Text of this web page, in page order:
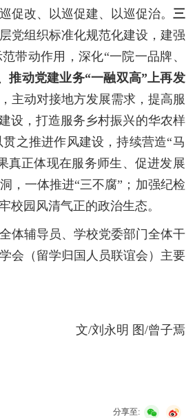
促改、以巡促建、以巡促治。 三
党组织标准化规范化建设，建强
带动作用，深化“一院一品牌、
推动党建业务“一融双高”上再发
主动对接地方发展需求，提高服
设，打造服务乡村振兴的华农样
贯之推进作风建设，持续营造“马
真正体现在服务师生、促进发展
，一体推进“三不腐”；加强纪检
校园风清气正的政治生态。
体辅导员、学校党委部门全体干
会（留学归国人员联谊会）主要
文/刘永明 图/曾子焉
分享至: